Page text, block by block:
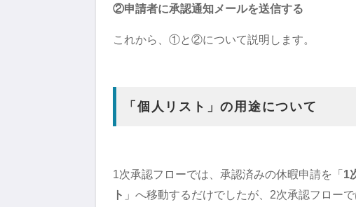
②申請者に承認通知メールを送信する
これから、①と②について説明します。
「個人リスト」の用途について
1次承認フローでは、承認済みの休暇申請を「1
ト 」へ移動するだけでしたが、2次承認フロー